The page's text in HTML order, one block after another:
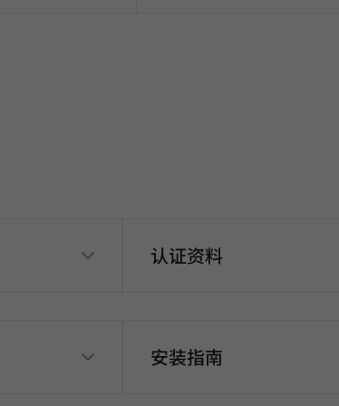
认证资料
安装指南